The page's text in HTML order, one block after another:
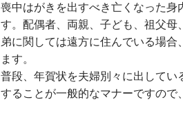
喪中はがきを出すべき亡くなった
す。配偶者、両親、子ども、祖父
弟に関しては遠方に住んでいる場
ます。
普段、年賀状を夫婦別々に出してい
することが一般的なマナーですので